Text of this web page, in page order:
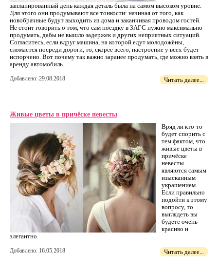
запланированный день каждая деталь была на самом высоком уровне.
Для этого они продумывают все тонкости: начиная от того, как
новобрачные будут выходить из дома и заканчивая проводом гостей.
Не стоит говорить о том, что сам поездку в ЗАГС нужно максимально
продумать, дабы не вышло задержек и других неприятных ситуаций.
Согласитесь, если вдруг машина, на которой едут молодожёны,
сломается посреди дороги, то, скорее всего, настроение у всех будет
испорчено. Вот почему так важно заранее продумать, где можно взять в
аренду автомобиль.
Добавлено: 29.08.2018 Читать далее...
Живые цветы в причёске невесты
Вряд ли кто-то
будет спорить с
тем фактом, что
живые цветы в
причёске
невесты
являются самым
изысканным
украшением.
Если правильно
подойти к этому
вопросу, то
выглядеть вы
будете очень
красиво и
элегантно.
Добавлено: 16.05.2018 Читать далее...